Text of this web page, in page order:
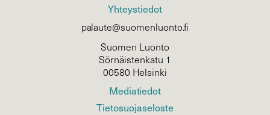
Yhteystiedot
palaute@suomenluonto.fi
Suomen Luonto
Sörnäistenkatu 1
00580 Helsinki
Mediatiedot
Tietosuojaseloste